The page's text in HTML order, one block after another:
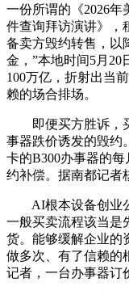
一份所谓的《2026年
件查询拜访演讲》，
备卖方毁约转售，以
金，”本地时间5月20
100万亿，折射出当
赖的场合排场。
即便买方胜诉，买
事器跌价诱发的毁约
卡的B300办事器的
约补偿。据南都记者
AI根本设备创业公
一般买卖流程该当是
货。能够缓解企业的
做多次、有了信赖的
记者，一台办事器订